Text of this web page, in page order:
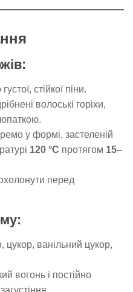
стійкої піни.
волоські горіхи,
у формі, застеленій
120 °C протягом 15–
перед
цукор, ванільний цукор,
вогонь і постійно